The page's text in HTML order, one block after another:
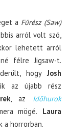
a Fűrész (Saw)
arról volt szó,
lehetett arról
félre Jigsaw-t.
hogyJosh
az újabb rész
, az Időhurok
mögé. Laura
a horrorban.